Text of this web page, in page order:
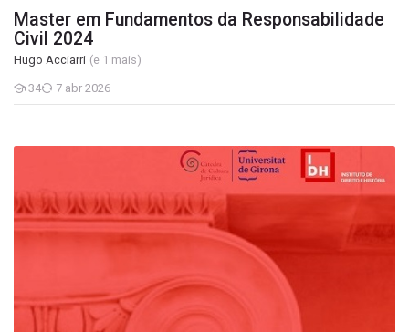
Master em Fundamentos da Responsabilidade
Civil 2024
Hugo Acciarri (e 1 mais)
34
Estudantes
7 abr 2026
Master em Fundamentos da Responsabilidade Civil